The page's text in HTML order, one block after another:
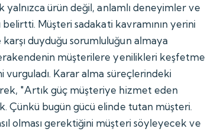
yalnızca ürün değil, anlamlı deneyimler ve
belirtti. Müşteri sadakati kavramının yerini
duyduğu sorumluluğun almaya
müşterilere yenilikleri keşfetme
vurguladı. Karar alma süreçlerindeki
"Artık güç müşteriye hizmet eden
Çünkü bugün gücü elinde tutan müşteri.
olması gerektiğini müşteri söyleyecek ve